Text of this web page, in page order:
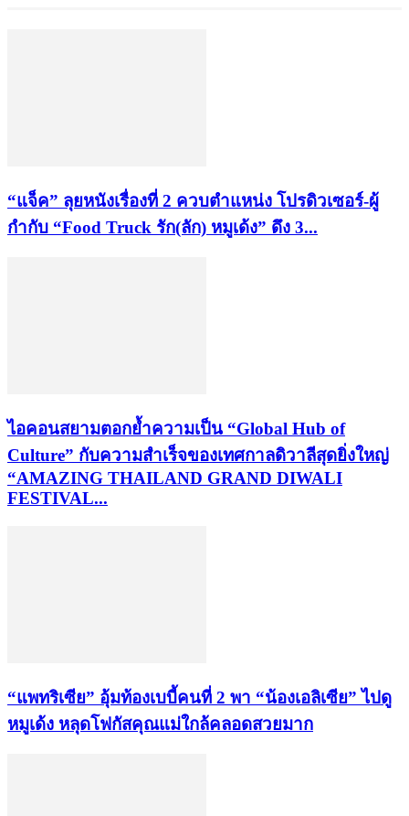
“แจ็ค” ลุยหนังเรื่องที่ 2 ควบตำแหน่ง โปรดิวเซอร์-ผู้
กำกับ “Food Truck รัก(ลัก) หมูเด้ง” ดึง 3...
ไอคอนสยามตอกย้ำความเป็น “Global Hub of
Culture” กับความสำเร็จของเทศกาลดิวาลีสุดยิ่งใหญ่
“AMAZING THAILAND GRAND DIWALI
FESTIVAL...
“แพทริเซีย” อุ้มท้องเบบี้คนที่ 2 พา “น้องเอลิเซีย” ไปดู
หมูเด้ง หลุดโฟกัสคุณแม่ใกล้คลอดสวยมาก